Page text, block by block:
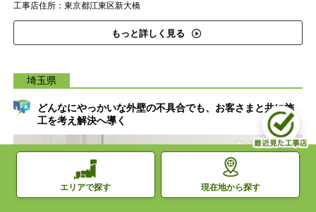
工事店住所：東京都江東区新大橋
もっと詳しく見る
埼玉県
どんなにやっかいな外壁の不具合でも、お客さまと共に施
工を考え解決へ導く
エリアで探す 現在地から探す